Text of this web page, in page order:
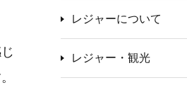
レジャーについて
レジャー・観光